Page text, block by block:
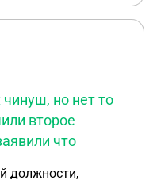
но нет то
второе
что
должности,